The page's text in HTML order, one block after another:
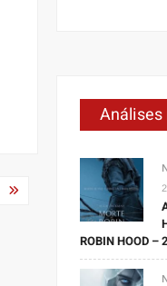
ROBIN HOOD –